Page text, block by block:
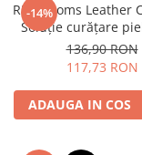
-14%
RRCustoms Leather
Soluție curățare
parfum (5L)
136,90 RON
117,73 RON
ADAUGA IN COS